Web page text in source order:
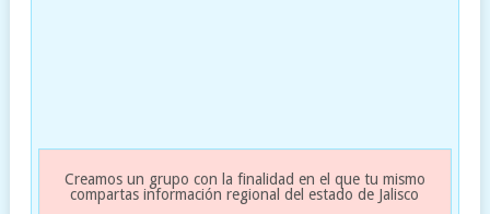
Creamos un grupo con la finalidad en el que tu mismo
compartas información regional del estado de Jalisco